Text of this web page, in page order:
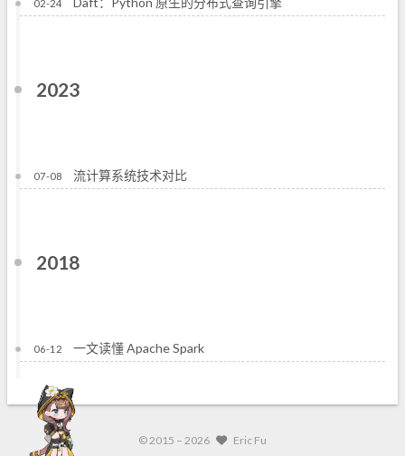
02-24
2023
07-08 流计算系统技术对比
2018
06-12 一文读懂 Apache Spark
© 2015 – 2026 Eric Fu